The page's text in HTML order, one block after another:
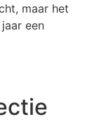
maar het
een